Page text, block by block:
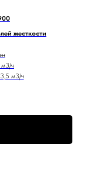
жесткости
м3/ч
м3/ч